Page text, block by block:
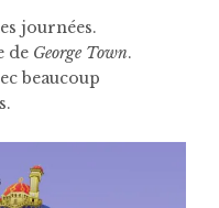
journées.
de George Town.
beaucoup